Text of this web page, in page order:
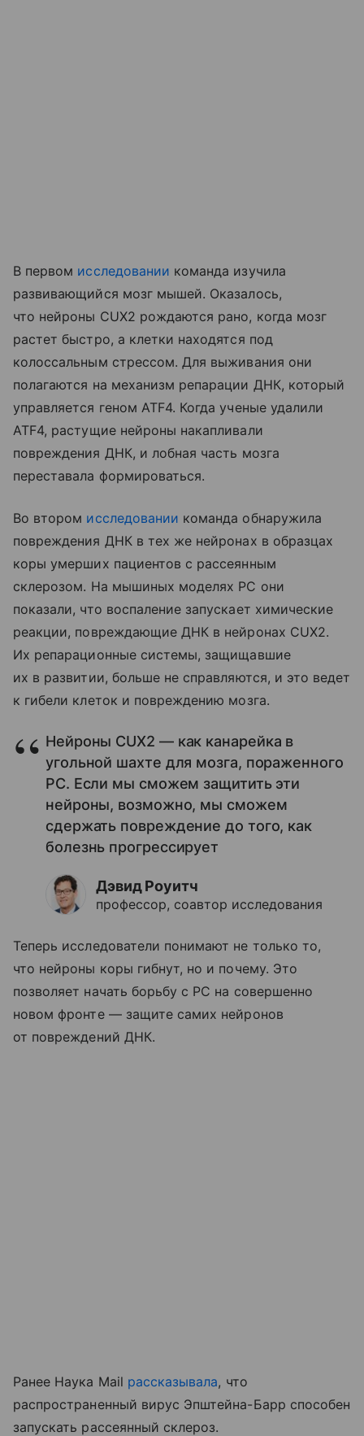
В первом исследовании команда изучила
развивающийся мозг мышей. Оказалось,
что нейроны CUX2 рождаются рано, когда мозг
растет быстро, а клетки находятся под
колоссальным стрессом. Для выживания они
полагаются на механизм репарации ДНК, который
управляется геном ATF4. Когда ученые удалили
ATF4, растущие нейроны накапливали
повреждения ДНК, и лобная часть мозга
переставала формироваться.
Во втором исследовании команда обнаружила
повреждения ДНК в тех же нейронах в образцах
коры умерших пациентов с рассеянным
склерозом. На мышиных моделях РС они
показали, что воспаление запускает химические
реакции, повреждающие ДНК в нейронах CUX2.
Их репарационные системы, защищавшие
их в развитии, больше не справляются, и это ведет
к гибели клеток и повреждению мозга.
Нейроны CUX2 — как канарейка в
угольной шахте для мозга, пораженного
РС. Если мы сможем защитить эти
нейроны, возможно, мы сможем
сдержать повреждение до того, как
болезнь прогрессирует
Дэвид Роуитч
профессор, соавтор исследования
Теперь исследователи понимают не только то,
что нейроны коры гибнут, но и почему. Это
позволяет начать борьбу с РС на совершенно
новом фронте — защите самих нейронов
от повреждений ДНК.
Ранее Наука Mail рассказывала, что
распространенный вирус Эпштейна-Барр способен
запускать рассеянный склероз.